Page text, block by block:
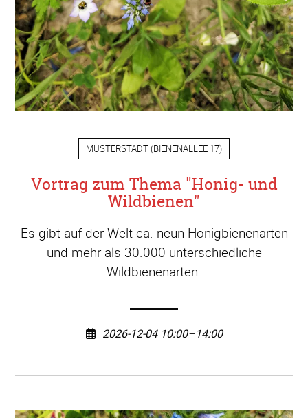
MUSTERSTADT (BIENENALLEE 17)
Vortrag zum Thema "Honig- und
Wildbienen"
Es gibt auf der Welt ca. neun Honigbienenarten
und mehr als 30.000 unterschiedliche
Wildbienenarten.
2026-12-04 10:00–14:00